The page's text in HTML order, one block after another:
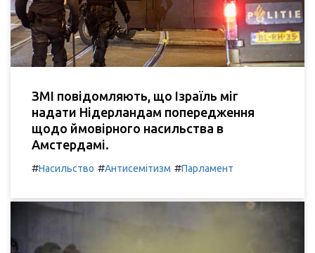
ЗМІ повідомляють, що Ізраїль міг
надати Нідерландам попередження
щодо ймовірного насильства в
Амстердамі.
#Насильство #Антисемітизм #Парламент